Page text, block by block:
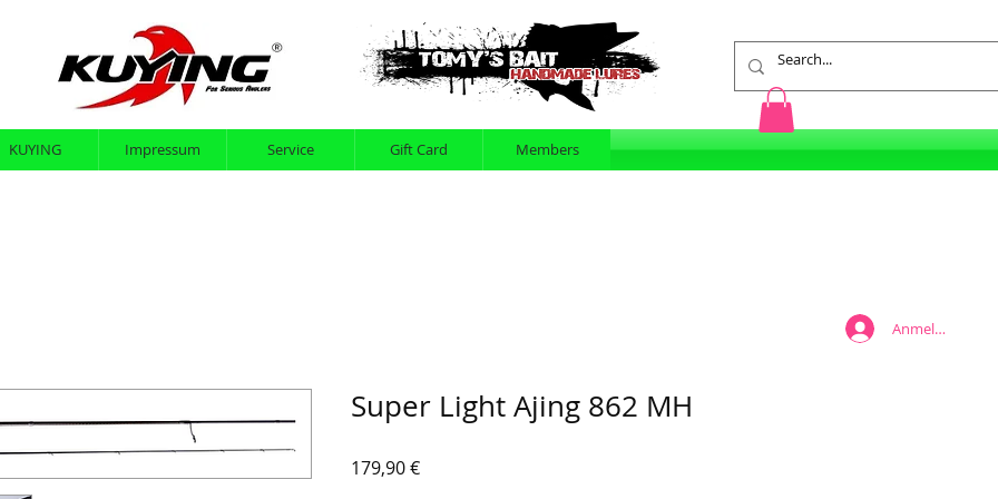
KUYING Impressum Service Gift Card Members
Anmelden
Super Light Ajing 862 MH
179,90 €Preis